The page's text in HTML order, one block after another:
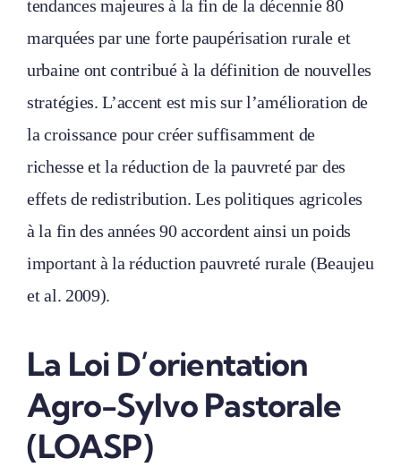
tendances majeures à la fin de la décennie 80
marquées par une forte paupérisation rurale et
urbaine ont contribué à la définition de nouvelles
stratégies. L’accent est mis sur l’amélioration de
la croissance pour créer suffisamment de
richesse et la réduction de la pauvreté par des
effets de redistribution. Les politiques agricoles
à la fin des années 90 accordent ainsi un poids
important à la réduction pauvreté rurale (Beaujeu
et al. 2009).
La Loi D’orientation
Agro-Sylvo Pastorale
(LOASP)